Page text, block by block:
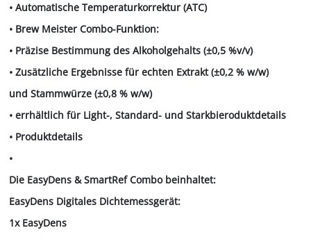
• Automatische Temperaturkorrektur (ATC)
• Brew Meister Combo-Funktion:
• Präzise Bestimmung des Alkoholgehalts (±0,5 %v/v)
• Zusätzliche Ergebnisse für echten Extrakt (±0,2 % w/w)
und Stammwürze (±0,8 % w/w)
• errhältlich für Light-, Standard- und Starkbieroduktdetails
• Produktdetails
•
Die EasyDens & SmartRef Combo beinhaltet:
EasyDens Digitales Dichtemessgerät:
1x EasyDens